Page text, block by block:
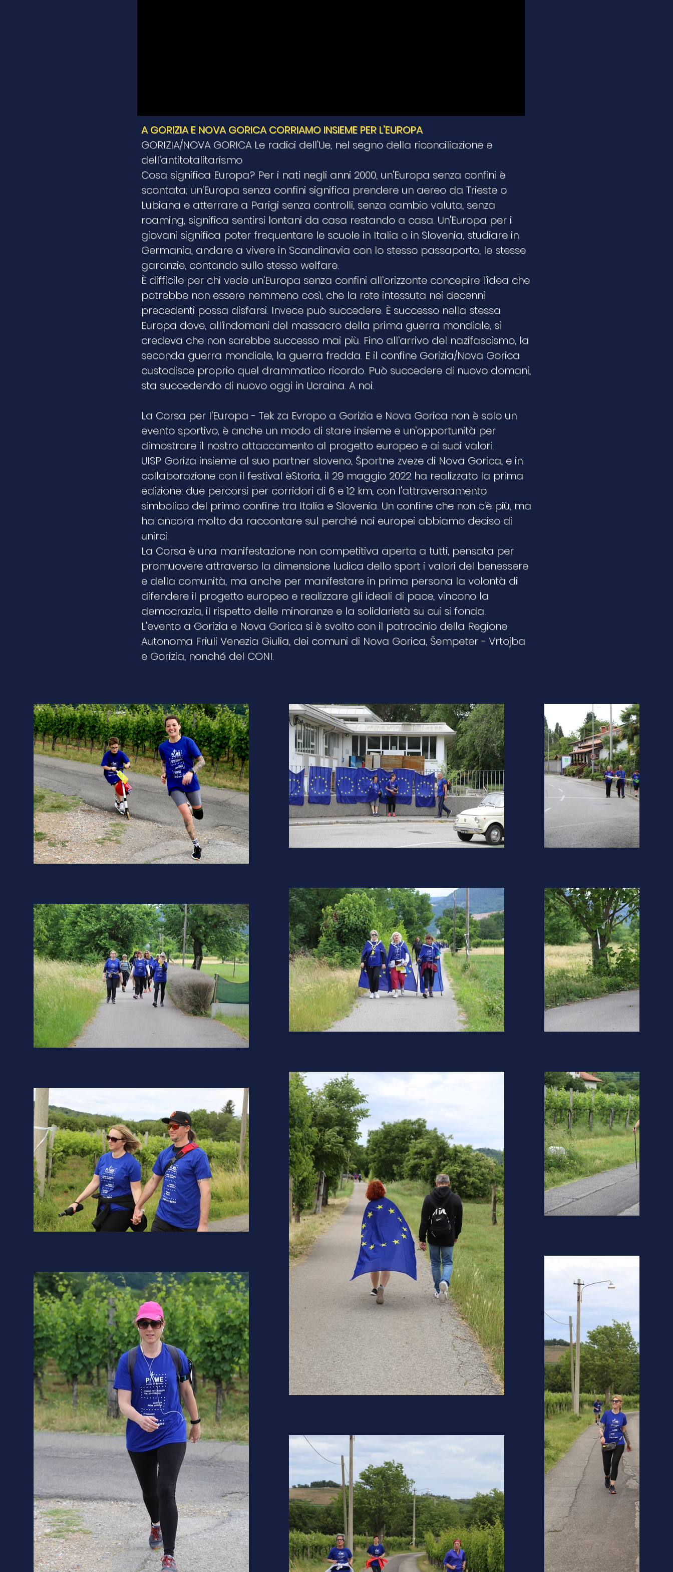
A GORIZIA E NOVA GORICA CORRIAMO INSIEME PER L'EUROPA
GORIZIA/NOVA GORICA Le radici dell'Ue, nel segno della riconciliazione e
dell'antitotalitarismo
Cosa significa Europa? Per i nati negli anni 2000, un'Europa senza confini è
scontata; un'Europa senza confini significa prendere un aereo da Trieste o
Lubiana e atterrare a Parigi senza controlli, senza cambio valuta, senza
roaming, significa sentirsi lontani da casa restando a casa. Un'Europa per i
giovani significa poter frequentare le scuole in Italia o in Slovenia, studiare in
Germania, andare a vivere in Scandinavia con lo stesso passaporto, le stesse
garanzie, contando sullo stesso welfare.
È difficile per chi vede un'Europa senza confini all'orizzonte concepire l'idea che
potrebbe non essere nemmeno così, che la rete intessuta nei decenni
precedenti possa disfarsi. Invece può succedere. È successo nella stessa
Europa dove, all'indomani del massacro della prima guerra mondiale, si
credeva che non sarebbe successo mai più. Fino all'arrivo del nazifascismo, la
seconda guerra mondiale, la guerra fredda. E il confine Gorizia/Nova Gorica
custodisce proprio quel drammatico ricordo. Può succedere di nuovo domani,
sta succedendo di nuovo oggi in Ucraina. A noi.
La Corsa per l'Europa - Tek za Evropo a Gorizia e Nova Gorica non è solo un
evento sportivo, è anche un modo di stare insieme e un'opportunità per
dimostrare il nostro attaccamento al progetto europeo e ai suoi valori.
UISP Goriza insieme al suo partner sloveno, Športne zveze di Nova Gorica, e in
collaborazione con il festival èStoria, il 29 maggio 2022 ha realizzato la prima
edizione: due percorsi per corridori di 6 e 12 km, con l'attraversamento
simbolico del primo confine tra Italia e Slovenia. Un confine che non c'è più, ma
ha ancora molto da raccontare sul perché noi europei abbiamo deciso di
unirci.
La Corsa è una manifestazione non competitiva aperta a tutti, pensata per
promuovere attraverso la dimensione ludica dello sport i valori del benessere
e della comunità, ma anche per manifestare in prima persona la volontà di
difendere il progetto europeo e realizzare gli ideali di pace, vincono la
democrazia, il rispetto delle minoranze e la solidarietà su cui si fonda.
L'evento a Gorizia e Nova Gorica si è svolto con il patrocinio della Regione
Autonoma Friuli Venezia Giulia, dei comuni di Nova Gorica, Šempeter - Vrtojba
e Gorizia, nonché del CONI.